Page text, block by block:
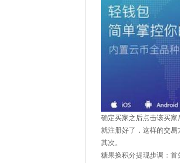
确定买家之后点击该买家
就注册好了，这样的交易
其次。
糖果换积分提现步调：